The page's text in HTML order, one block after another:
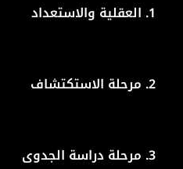
1. العقلية والاستعداد​
2. مرحلة الاستكتشاف
3. مرحلة دراسة الجدوى